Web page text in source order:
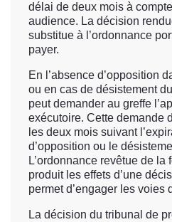
délai de deux mois à
audience. La décision
substitue à l’ordonnance
payer.
En l’absence d’opposition
ou en cas de désistement
peut demander au greffe
exécutoire. Cette demande
les deux mois suivant
d’opposition ou le
L’ordonnance revêtue de la
produit les effets d’une
permet d’engager les voies
La décision du tribunal de